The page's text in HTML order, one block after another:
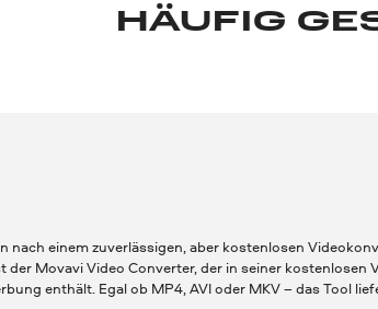
HÄUFIG
nach einem zuverlässigen, aber kostenlosen
der Movavi Video Converter, der in seiner
enthält. Egal ob MP4, AVI oder MKV – das Tool